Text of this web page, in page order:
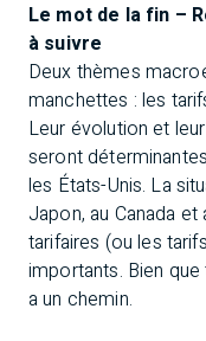
Le mot de la fin –
à suivre
Deux thèmes
manchettes : les
Leur évolution et
seront
les États-Unis. La
Japon, au Canada
tarifaires (ou les
importants. Bien
a un chemin.